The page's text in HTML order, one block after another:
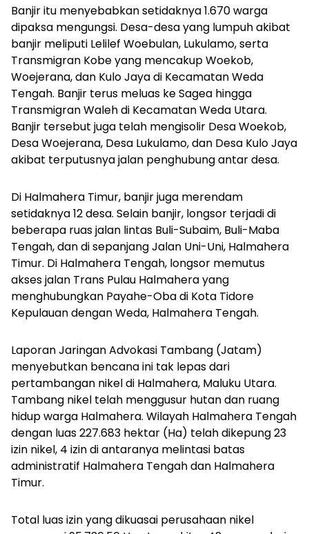
Banjir itu menyebabkan setidaknya 1.670 warga
dipaksa mengungsi. Desa-desa yang lumpuh akibat
banjir meliputi Lelilef Woebulan, Lukulamo, serta
Transmigran Kobe yang mencakup Woekob,
Woejerana, dan Kulo Jaya di Kecamatan Weda
Tengah. Banjir terus meluas ke Sagea hingga
Transmigran Waleh di Kecamatan Weda Utara.
Banjir tersebut juga telah mengisolir Desa Woekob,
Desa Woejerana, Desa Lukulamo, dan Desa Kulo Jaya
akibat terputusnya jalan penghubung antar desa.
Di Halmahera Timur, banjir juga merendam
setidaknya 12 desa. Selain banjir, longsor terjadi di
beberapa ruas jalan lintas Buli-Subaim, Buli-Maba
Tengah, dan di sepanjang Jalan Uni-Uni, Halmahera
Timur. Di Halmahera Tengah, longsor memutus
akses jalan Trans Pulau Halmahera yang
menghubungkan Payahe-Oba di Kota Tidore
Kepulauan dengan Weda, Halmahera Tengah.
Laporan Jaringan Advokasi Tambang (Jatam)
menyebutkan bencana ini tak lepas dari
pertambangan nikel di Halmahera, Maluku Utara.
Tambang nikel telah menggusur hutan dan ruang
hidup warga Halmahera. Wilayah Halmahera Tengah
dengan luas 227.683 hektar (Ha) telah dikepung 23
izin nikel, 4 izin di antaranya melintasi batas
administratif Halmahera Tengah dan Halmahera
Timur.
Total luas izin yang dikuasai perusahaan nikel